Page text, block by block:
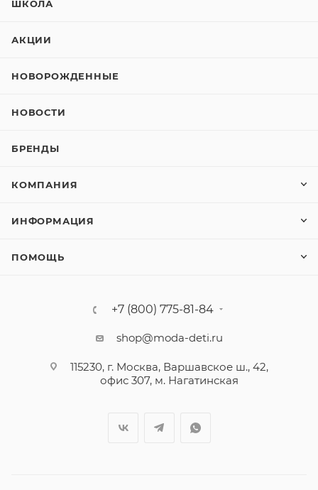
ШКОЛА
АКЦИИ
НОВОРОЖДЕННЫЕ
НОВОСТИ
БРЕНДЫ
КОМПАНИЯ
ИНФОРМАЦИЯ
ПОМОЩЬ
+7 (800) 775-81-84
shop@moda-deti.ru
115230, г. Москва, Варшавское ш., 42,
офис 307, м. Нагатинская